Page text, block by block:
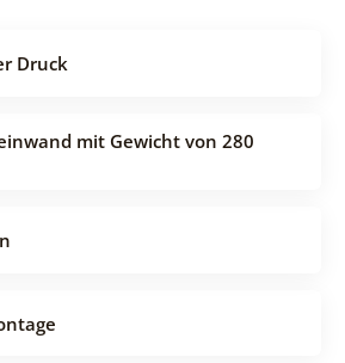
Druck
mit Gewicht von 280